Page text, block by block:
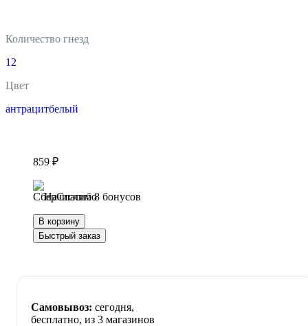
Количество гнезд
1 2
Цвет
антрацитбелый
859 ₽
Начислим 8 бонусов
В корзину
Быстрый заказ
Самовывоз: сегодня,
бесплатно, из 3 магазинов